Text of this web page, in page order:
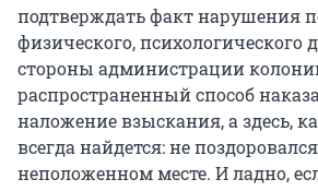
подтверждать факт нарушения
физического, психологического
стороны администрации
распространенный способ
наложение взыскания, а здесь,
всегда найдется: не
неположенном месте. И ладно,